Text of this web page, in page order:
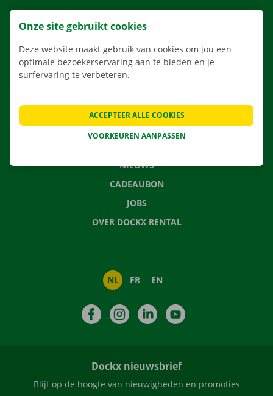
ONZE DIENSTEN
LOCATIES
APP
VERHUISOPLOSSINGEN
CONTACTEER ONS
NIEUWS
CADEAUBON
JOBS
OVER DOCKX RENTAL
NL FR EN
FacebookInstagramLinkedIn
Dockx nieuwsbrief
Blijf op de hoogte van nieuwigheden en promoties
Onze site gebruikt cookies
Deze website maakt gebruik van cookies om jou een
optimale bezoekerservaring aan te bieden en je
surfervaring te verbeteren.
VOORKEUREN AANPASSEN
ACCEPTEER ALLE COOKIES